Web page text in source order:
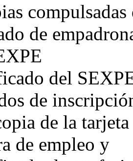
de
del
de
de la
de empleo y